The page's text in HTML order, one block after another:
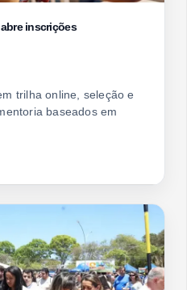
inscrições
trilha online, seleção e
baseados em